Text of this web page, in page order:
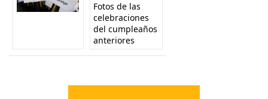
Fotos de las
celebraciones
del cumpleaños
anteriores